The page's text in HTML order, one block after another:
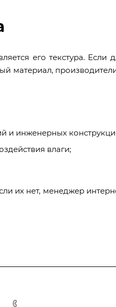
его текстура. Если
материал,
и инженерных
влаги;
их нет, менеджер